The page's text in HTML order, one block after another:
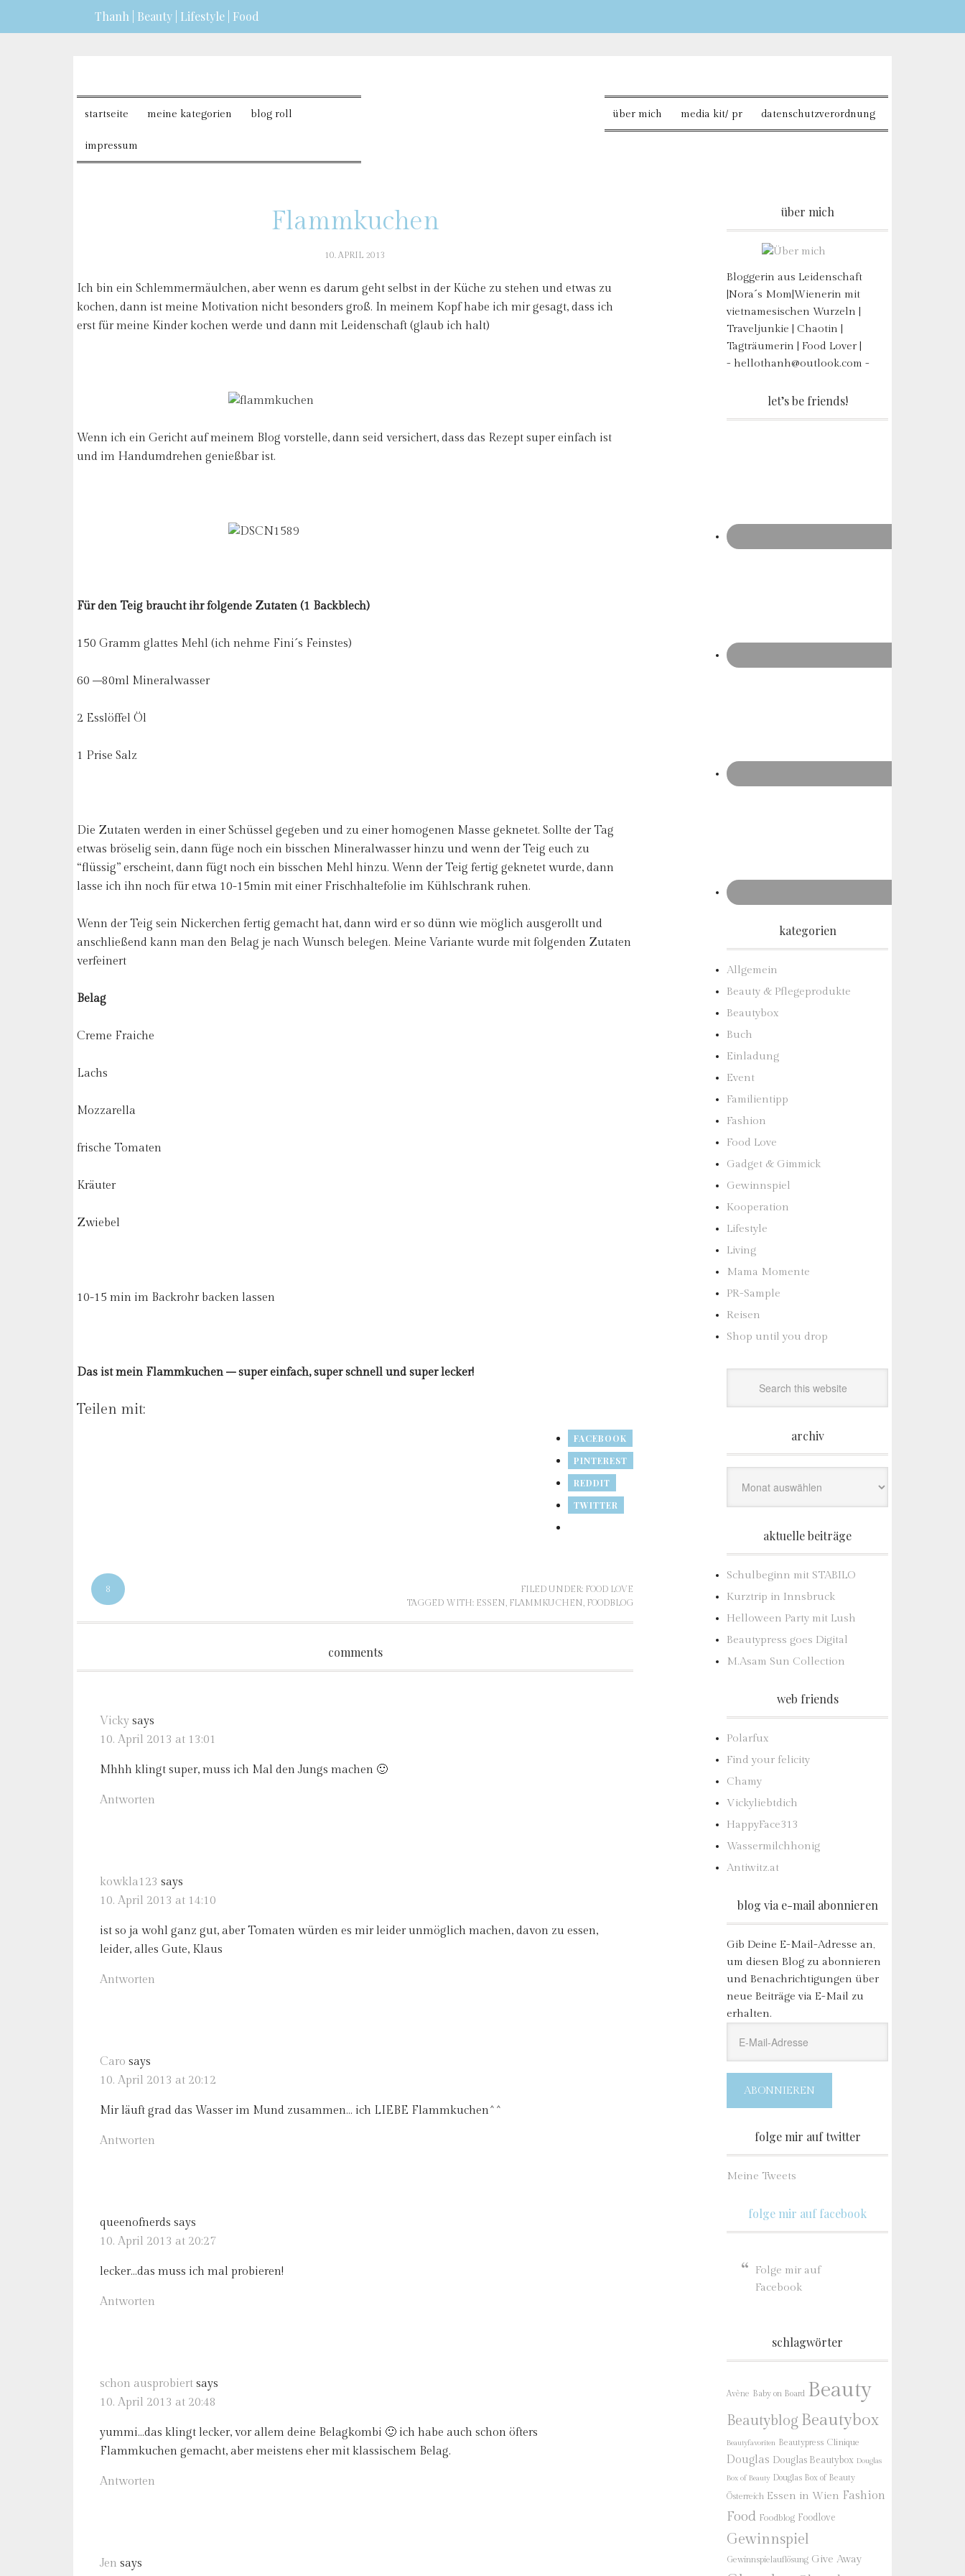
Thanh | Beauty | Lifestyle | Food
startseite meine kategorien blog roll
impressum
über mich media kit/ pr datenschutzverordnung
Flammkuchen
10. APRIL 2013
Ich bin ein Schlemmermäulchen, aber wenn es darum geht selbst in der Küche zu stehen und etwas zu
kochen, dann ist meine Motivation nicht besonders groß. In meinem Kopf habe ich mir gesagt, dass ich
erst für meine Kinder kochen werde und dann mit Leidenschaft (glaub ich halt)
Wenn ich ein Gericht auf meinem Blog vorstelle, dann seid versichert, dass das Rezept super einfach ist
und im Handumdrehen genießbar ist.
Für den Teig braucht ihr folgende Zutaten (1 Backblech)
150 Gramm glattes Mehl (ich nehme Fini´s Feinstes)
60 –80ml Mineralwasser
2 Esslöffel Öl
1 Prise Salz
Die Zutaten werden in einer Schüssel gegeben und zu einer homogenen Masse geknetet. Sollte der Tag
etwas bröselig sein, dann füge noch ein bisschen Mineralwasser hinzu und wenn der Teig euch zu
“flüssig” erscheint, dann fügt noch ein bisschen Mehl hinzu. Wenn der Teig fertig geknetet wurde, dann
lasse ich ihn noch für etwa 10-15min mit einer Frischhaltefolie im Kühlschrank ruhen.
Wenn der Teig sein Nickerchen fertig gemacht hat, dann wird er so dünn wie möglich ausgerollt und
anschließend kann man den Belag je nach Wunsch belegen. Meine Variante wurde mit folgenden Zutaten
verfeinert
Belag
Creme Fraiche
Lachs
Mozzarella
frische Tomaten
Kräuter
Zwiebel
10-15 min im Backrohr backen lassen
Das ist mein Flammkuchen – super einfach, super schnell und super lecker!
Teilen mit:
FACEBOOK
PINTEREST
REDDIT
TWITTER
8 FILED UNDER: FOOD LOVE
TAGGED WITH: ESSEN, FLAMMKUCHEN, FOODBLOG
comments
Vicky says
10. April 2013 at 13:01
Mhhh klingt super, muss ich Mal den Jungs machen 🙂
Antworten
kowkla123 says
10. April 2013 at 14:10
ist so ja wohl ganz gut, aber Tomaten würden es mir leider unmöglich machen, davon zu essen,
leider, alles Gute, Klaus
Antworten
Caro says
10. April 2013 at 20:12
Mir läuft grad das Wasser im Mund zusammen… ich LIEBE Flammkuchen^^
Antworten
queenofnerds says
10. April 2013 at 20:27
lecker…das muss ich mal probieren!
Antworten
schon ausprobiert says
10. April 2013 at 20:48
yummi…das klingt lecker, vor allem deine Belagkombi 🙂 ich habe auch schon öfters
Flammkuchen gemacht, aber meistens eher mit klassischem Belag.
Antworten
Jen says
über mich
Bloggerin aus Leidenschaft
|Nora´s Mom|Wienerin mit
vietnamesischen Wurzeln |
Traveljunkie | Chaotin |
Tagträumerin | Food Lover |
- hellothanh@outlook.com -
let’s be friends!
kategorien
Allgemein
Beauty & Pflegeprodukte
Beautybox
Buch
Einladung
Event
Familientipp
Fashion
Food Love
Gadget & Gimmick
Gewinnspiel
Kooperation
Lifestyle
Living
Mama Momente
PR-Sample
Reisen
Shop until you drop
archiv
aktuelle beiträge
Schulbeginn mit STABILO
Kurztrip in Innsbruck
Helloween Party mit Lush
Beautypress goes Digital
M.Asam Sun Collection
web friends
Polarfux
Find your felicity
Chamy
Vickyliebtdich
HappyFace313
Wassermilchhonig
Antiwitz.at
blog via e-mail abonnieren
Gib Deine E-Mail-Adresse an,
um diesen Blog zu abonnieren
und Benachrichtigungen über
neue Beiträge via E-Mail zu
erhalten.
Mail-
Adresse
ABONNIEREN
folge mir auf twitter
Meine Tweets
folge mir auf facebook
Folge mir auf
Facebook
schlagwörter
Avène Baby on Board Beauty
Beautyblog Beautybox
Beautyfavoriten Beautypress Clinique
Douglas Douglas Beautybox Douglas
Box of Beauty Douglas Box of Beauty
Österreich Essen in Wien Fashion
Food Foodblog Foodlove
Gewinnspiel
Gewinnspielauflösung Give Away
erfahren? ICH BIN EINVERSTANDEN